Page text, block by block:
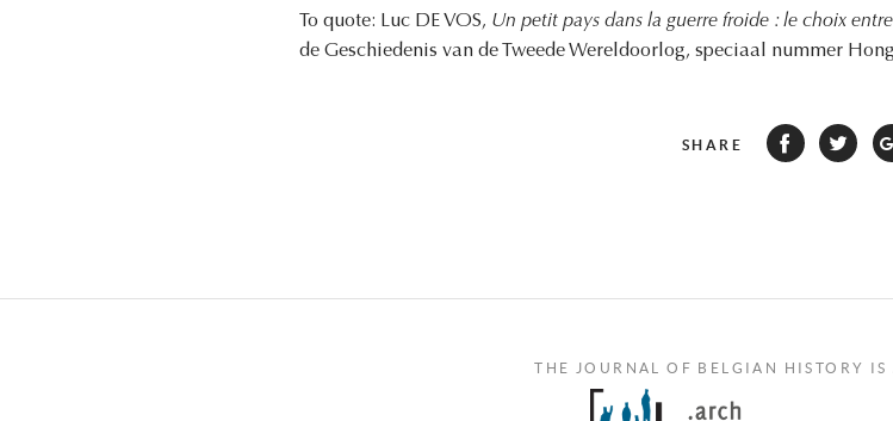
To quote: Luc DE VOS, Un petit pays dans la guerre froide : le choix
de Geschiedenis van de Tweede Wereldoorlog, speciaal nummer
SHARE
THE JOURNAL OF BELGIAN HISTORY